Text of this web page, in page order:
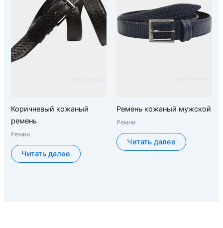
Коричневый кожаный
ремень
Ремни
Читать далее
Ремень кожаный мужской
Ремни
Читать далее